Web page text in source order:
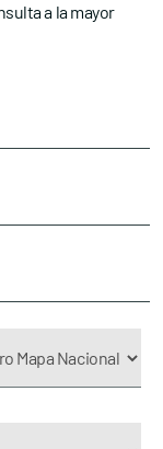
a la mayor